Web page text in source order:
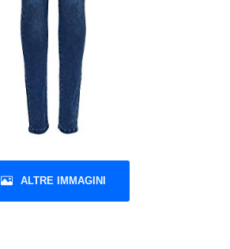
ALTRE IMMAGINI